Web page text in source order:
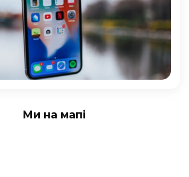
Ми на мапі